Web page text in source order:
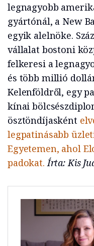
legnagyobb
gyártónál, a New
egyik alelnöke.
vállalat bostoni
felkeresi a
és több millió
Kelenföldről, egy
kínai
ösztöndíjasként
legpatinásabb
Egyetemen, ahol
padokat. Írta: Kis